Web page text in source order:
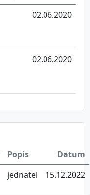
02.06.2020
02.06.2020
Popis
Datum
jednatel 15.12.2022